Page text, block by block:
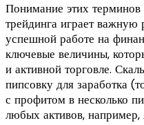
Понимание этих
трейдинга играет важную
успешной работе на
ключевые величины,
и активной торговле.
пипсовку для заработка
с профитом в несколько
любых активов, например,